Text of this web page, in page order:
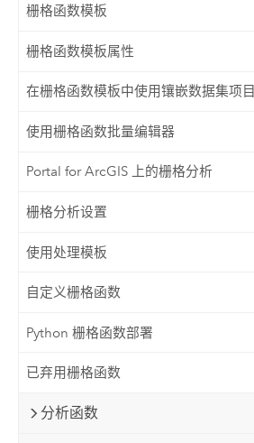
栅格函数模板
栅格函数模板属性
在栅格函数模板中使用镶嵌数据集项目
使用栅格函数批量编辑器
Portal for ArcGIS 上的栅格分析
栅格分析设置
使用处理模板
自定义栅格函数
Python 栅格函数部署
已弃用栅格函数
分析函数